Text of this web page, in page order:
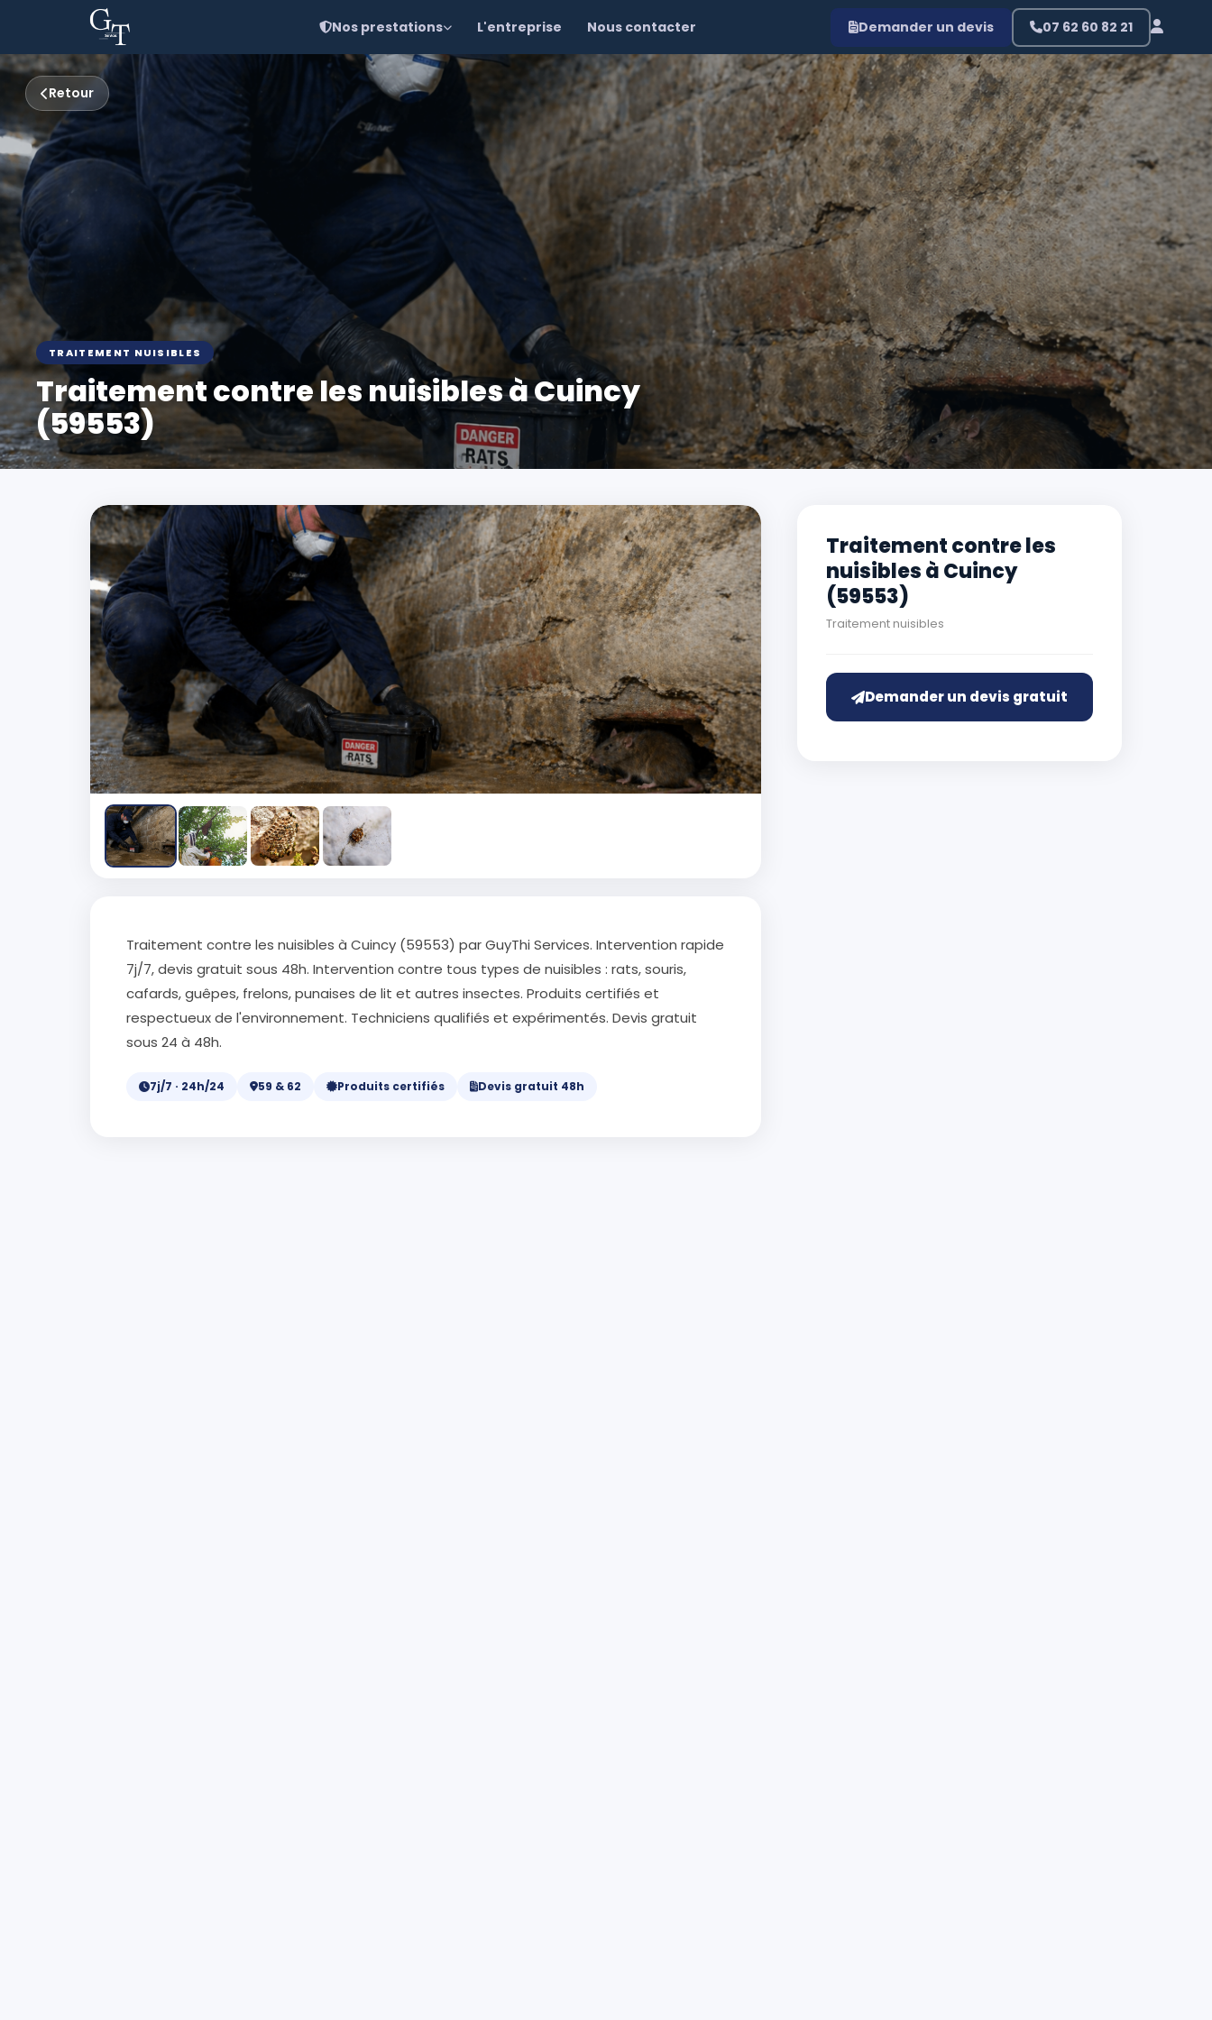
Nos prestations L'entreprise Nous contacter Demander un devis 07 62 60 82 21
Retour
TRAITEMENT NUISIBLES
Traitement contre les nuisibles à Cuincy
(59553)
Traitement contre les nuisibles à Cuincy (59553) par GuyThi Services. Intervention rapide
7j/7, devis gratuit sous 48h. Intervention contre tous types de nuisibles : rats, souris,
cafards, guêpes, frelons, punaises de lit et autres insectes. Produits certifiés et
respectueux de l'environnement. Techniciens qualifiés et expérimentés. Devis gratuit
sous 24 à 48h.
7j/7 · 24h/24 59 & 62 Produits certifiés Devis gratuit 48h
Traitement contre les
nuisibles à Cuincy
(59553)
Traitement nuisibles
Demander un devis gratuit